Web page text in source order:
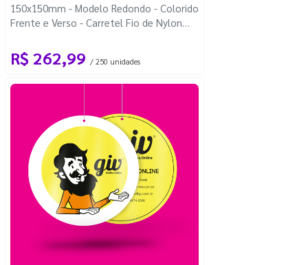
150x150mm - Modelo Redondo - Colorido
Frente e Verso - Carretel Fio de Nylon
R$ 262,99 / 250 unidades